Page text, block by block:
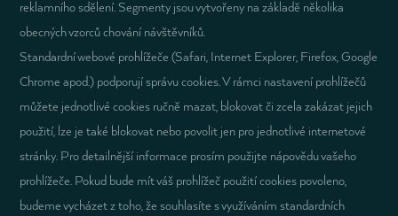
reklamního sdělení. Segmenty jsou vytvořeny na základě několika
obecných vzorců chování návštěvníků.
Standardní webové prohlížeče (Safari, Internet Explorer, Firefox, Google
Chrome apod.) podporují správu cookies. V rámci nastavení prohlížečů
můžete jednotlivé cookies ručně mazat, blokovat či zcela zakázat jejich
použití, lze je také blokovat nebo povolit jen pro jednotlivé internetové
stránky. Pro detailnější informace prosím použijte nápovědu vašeho
prohlížeče. Pokud bude mít váš prohlížeč použití cookies povoleno,
budeme vycházet z toho, že souhlasíte s využíváním standardních